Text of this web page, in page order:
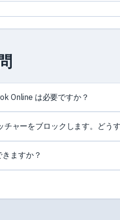
Online は必要ですか？
チャーをブロックします。どう
ますか？